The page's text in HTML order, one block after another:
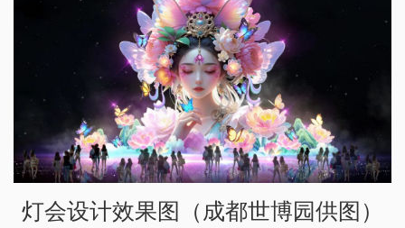
灯会设计效果图（成都世博园供图）